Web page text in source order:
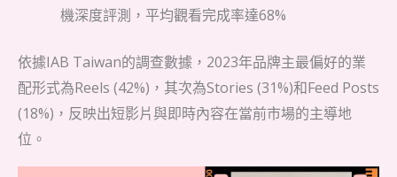
機深度評測，平均觀看完成率達68%
依據IAB Taiwan的調查數據，2023年品牌主最偏好的業
配形式為Reels (42%)，其次為Stories (31%)和Feed Posts
(18%)，反映出短影片與即時內容在當前市場的主導地
位。